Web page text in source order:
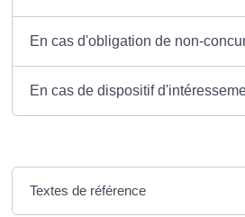
En cas d'obligation de non-
En cas de dispositif
Textes de référence